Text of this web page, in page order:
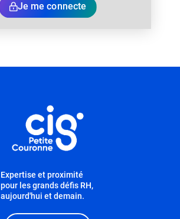
Je me connecte
Expertise et proximité
pour les grands défis RH,
aujourd'hui et demain.